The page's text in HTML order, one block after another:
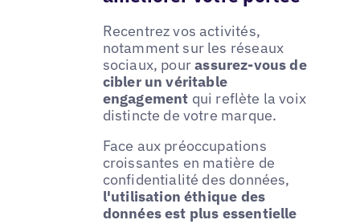
Recentrez vos activités,
notamment sur les réseaux
sociaux, pourassurez-vous de
cibler un véritable
engagement qui reflète la voix
distincte de votre marque.
Face aux préoccupations
croissantes en matière de
confidentialité des données,
l'utilisation éthique des
données est plus essentielle